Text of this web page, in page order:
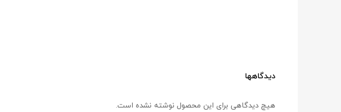
دیدگاهها
هیچ دیدگاهی برای این محصول نوشته نشده است.